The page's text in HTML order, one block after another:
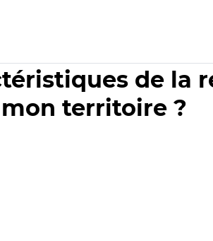
de la
territoire ?